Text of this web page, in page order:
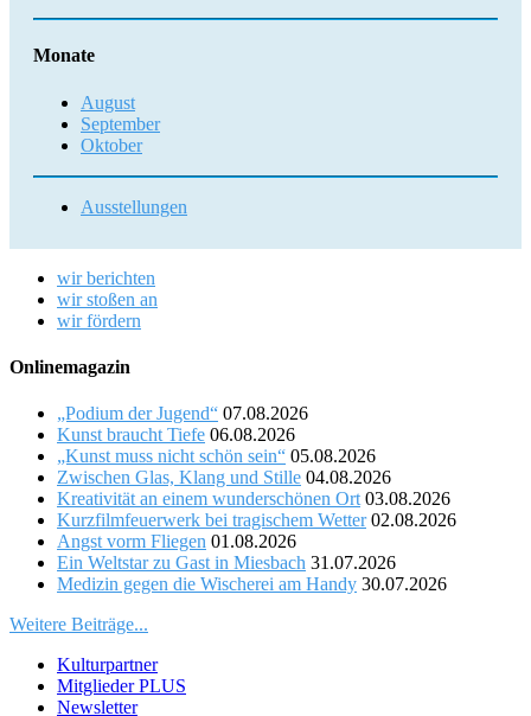
Monate
August
September
Oktober
Ausstellungen
wir berichten
wir stoßen an
wir fördern
Onlinemagazin
„Podium der Jugend“ 07.08.2026
Kunst braucht Tiefe 06.08.2026
„Kunst muss nicht schön sein“ 05.08.2026
Zwischen Glas, Klang und Stille 04.08.2026
Kreativität an einem wunderschönen Ort 03.08.2026
Kurzfilmfeuerwerk bei tragischem Wetter 02.08.2026
Angst vorm Fliegen 01.08.2026
Ein Weltstar zu Gast in Miesbach 31.07.2026
Medizin gegen die Wischerei am Handy 30.07.2026
Weitere Beiträge...
Kulturpartner
Mitglieder PLUS
Newsletter